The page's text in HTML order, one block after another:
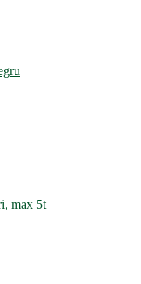
max 5t